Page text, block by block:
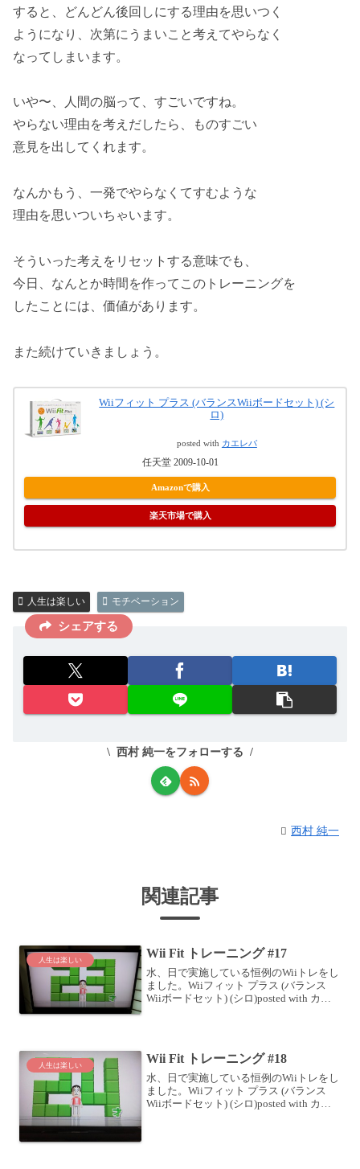
すると、どんどん後回しにする理由を思いつく
ようになり、次第にうまいこと考えてやらなく
なってしまいます。
いや〜、人間の脳って、すごいですね。
やらない理由を考えだしたら、ものすごい
意見を出してくれます。
なんかもう、一発でやらなくてすむような
理由を思いついちゃいます。
そういった考えをリセットする意味でも、
今日、なんとか時間を作ってこのトレーニングを
したことには、価値があります。
また続けていきましょう。
Wiiフィット プラス (バランスWiiボードセット) (シ
ロ)
posted with カエレバ
任天堂 2009-10-01
Amazonで購入
楽天市場で購入
人生は楽しい モチベーション
シェアする
西村 純一をフォローする
西村 純一
関連記事
人生は楽しい Wii Fit トレーニング #17
水、日で実施している恒例のWiiトレをし
ました。Wiiフィット プラス (バランス
Wiiボードセット) (シロ)posted with カエ
人生は楽しい Wii Fit トレーニング #18
水、日で実施している恒例のWiiトレをし
ました。Wiiフィット プラス (バランス
Wiiボードセット) (シロ)posted with カエ